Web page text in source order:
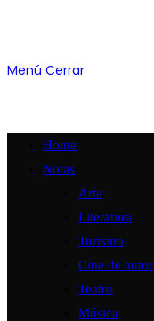
Menú Cerrar
Home
Notas
Arte
Literatura
Turismo
Cine de autor
Teatro
Música